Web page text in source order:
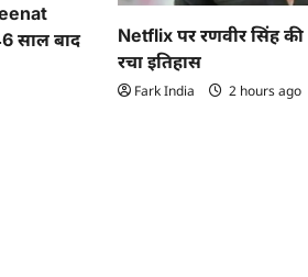
साल बाद
Netflix पर रणवीर सिंह
रचा इतिहास
Fark India 2 hours ago